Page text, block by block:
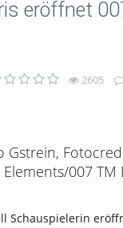
2605
Gstrein,
007 TM
Schauspielerin